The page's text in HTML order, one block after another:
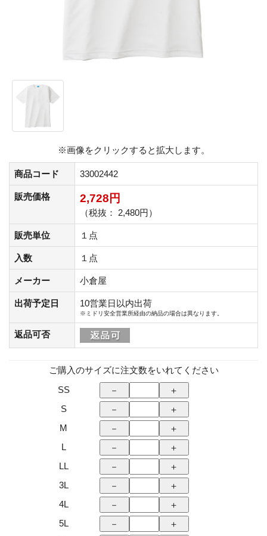
※画像をクリックすると拡大します。
商品コード 33002442
販売価格 2,728円
（税抜： 2,480円）
販売単位 １点
入数 １点
メーカー 小倉屋
出荷予定日 10営業日以内出荷
※ミドリ安全営業所経由の納品の場合は異なります。
返品可否
ご購入のサイズに注文数をいれてください
SS
S
M
L
LL
3L
4L
5L